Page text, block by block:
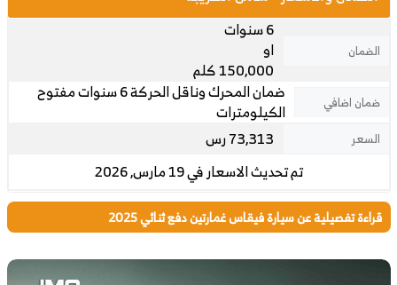
الضمان
6 سنوات
او
150,000 كلم
ضمان اضافي
ضمان المحرك وناقل الحركة 6 سنوات مفتوح
الكيلومترات
السعر
73,313 رس
تم تحديث الاسعار في 19 مارس, 2026
قراءة تفصيلية عن سيارة فيقاس غمارتين دفع ثنائي 2025